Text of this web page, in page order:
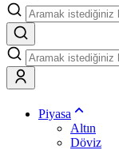
Piyasa
Altın
Döviz